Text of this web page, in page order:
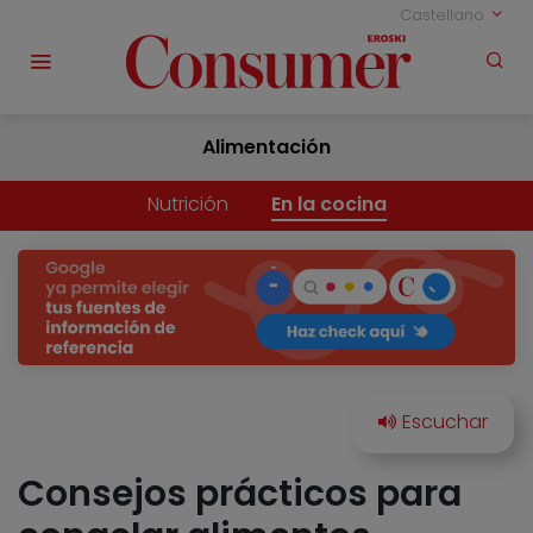
Castellano
Alimentación
Nutrición En la cocina
Consejos prácticos para